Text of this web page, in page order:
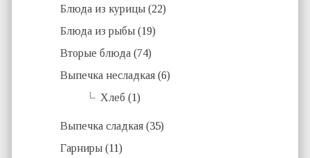
Блюда из курицы (22)
Блюда из рыбы (19)
Вторые блюда (74)
Выпечка несладкая (6)
Хлеб (1)
Выпечка сладкая (35)
Гарниры (11)